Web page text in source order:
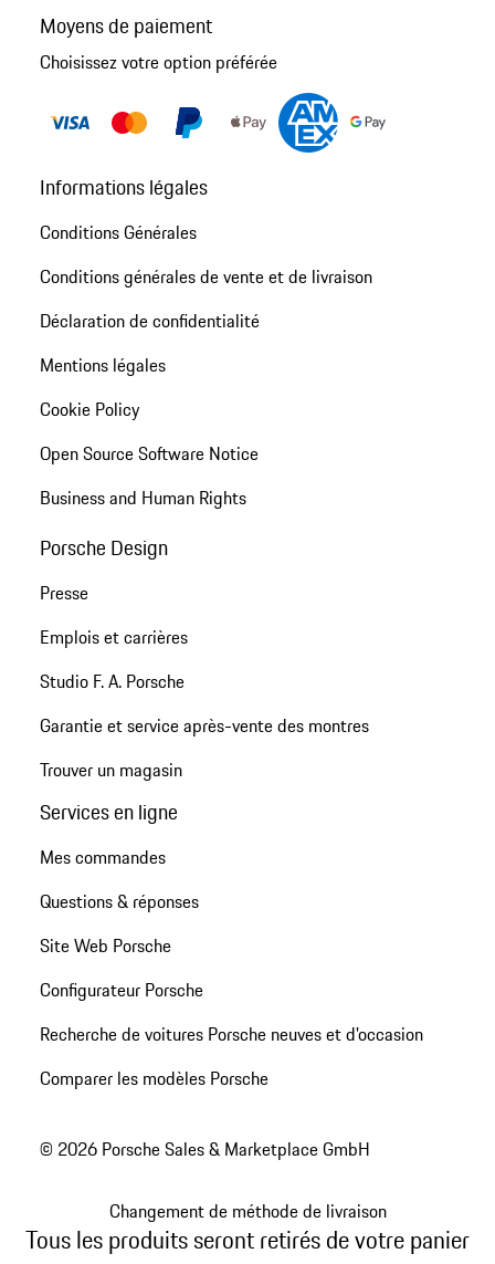
Moyens de paiement
Choisissez votre option préférée
Informations légales
Conditions Générales
Conditions générales de vente et de livraison
Déclaration de confidentialité
Mentions légales
Cookie Policy
Open Source Software Notice
Business and Human Rights
Porsche Design
Presse
Emplois et carrières
Studio F. A. Porsche
Garantie et service après-vente des montres
Trouver un magasin
Services en ligne
Mes commandes
Questions & réponses
Site Web Porsche
Configurateur Porsche
Recherche de voitures Porsche neuves et d'occasion
Comparer les modèles Porsche
© 2026 Porsche Sales & Marketplace GmbH
Changement de méthode de livraison
Tous les produits seront retirés de votre panier